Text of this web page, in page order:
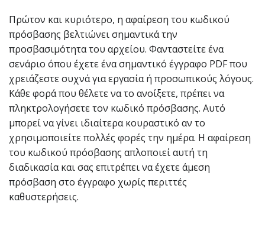
Πρώτον και κυριότερο, η αφαίρεση του κωδικού
πρόσβασης βελτιώνει σημαντικά την
προσβασιμότητα του αρχείου. Φανταστείτε ένα
σενάριο όπου έχετε ένα σημαντικό έγγραφο PDF που
χρειάζεστε συχνά για εργασία ή προσωπικούς λόγους.
Κάθε φορά που θέλετε να το ανοίξετε, πρέπει να
πληκτρολογήσετε τον κωδικό πρόσβασης. Αυτό
μπορεί να γίνει ιδιαίτερα κουραστικό αν το
χρησιμοποιείτε πολλές φορές την ημέρα. Η αφαίρεση
του κωδικού πρόσβασης απλοποιεί αυτή τη
διαδικασία και σας επιτρέπει να έχετε άμεση
πρόσβαση στο έγγραφο χωρίς περιττές
καθυστερήσεις.